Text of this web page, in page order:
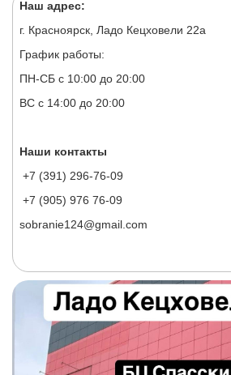
Наш адрес:
г. Красноярск, Ладо Кецховели 22а
График работы:
ПН-СБ с 10:00 до 20:00
ВС с 14:00 до 20:00
Наши контакты
+7 (391) 296-76-09
+7 (905) 976 76-09
sobranie124@gmail.com